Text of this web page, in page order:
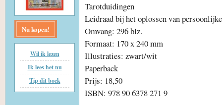
Nu kopen!
Wil ik lezen
Ik lees het nu
Tip dit boek
Tarotduidingen
Leidraad bij het oplossen van
Omvang: 296 blz.
Formaat: 170 x 240 mm
Illustraties: zwart/wit
Paperback
Prijs: 18,50
ISBN: 978 90 6378 271 9